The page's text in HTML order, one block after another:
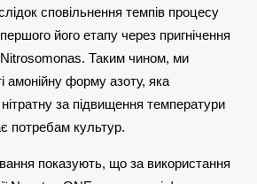
сповільнення темпів процесу
його етапу через пригнічення
Nitrosomonas. Таким чином, ми
амонійну форму азоту, яка
за підвищення температури
потребам культур.
показують, що за використання